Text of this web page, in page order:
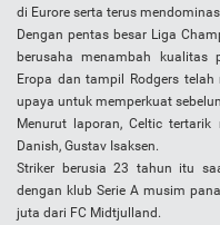
di Eurore serta terus
Dengan pentas besar Liga
berusaha menambah
Eropa dan tampil Rodgеrѕ
upaya untuk memperkuat
Menurut laporan, Celtic tertarik
Dаnіѕh, Guѕtаv Iѕаkѕеn.
Striker berusia 23 tahun itu
dengan klub Serie A musim
juta dari FC Midtjulland.